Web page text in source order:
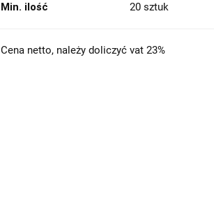
Min. ilość 20 sztuk
Cena netto, należy doliczyć vat 23%